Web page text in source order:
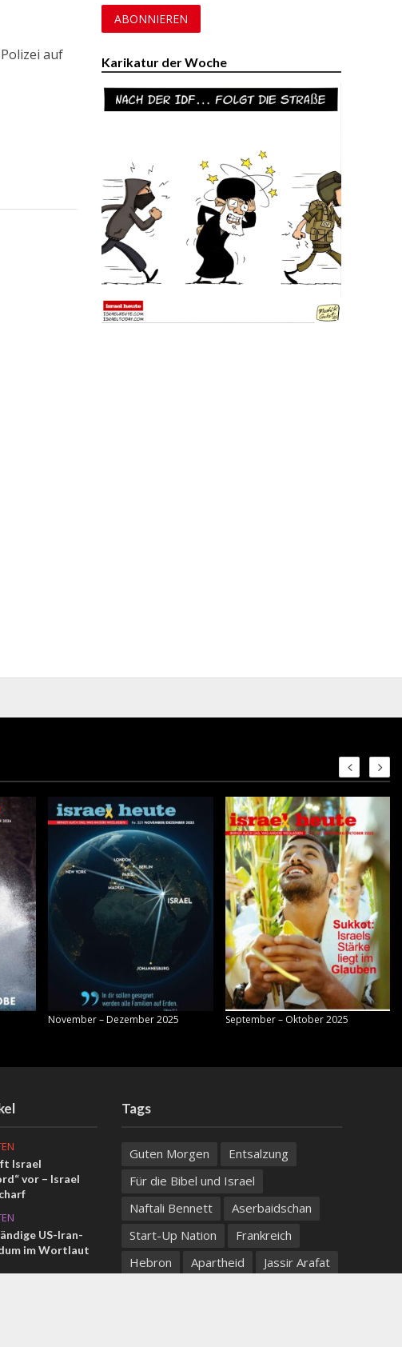
auf
Karikatur der Woche
November – Dezember 2025 September – Oktober 2025
Israel
vor – Israel
US-Iran-
im Wortlaut
Tags
Guten Morgen
Entsalzung
Für die Bibel und Israel
Naftali Bennett
Aserbaidschan
Start-Up Nation
Frankreich
Hebron
Apartheid
Jassir Arafat